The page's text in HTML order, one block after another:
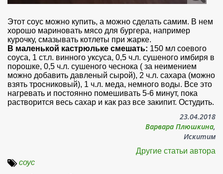
Этот соус можно купить, а можно сделать самим. В нем
хорошо мариновать мясо для бургера, например
курочку, смазывать котлеты при жарке.
В маленькой кастрюльке смешать: 150 мл соевого
соуса, 1 ст.л. винного уксуса, 0,5 ч.л. сушеного имбиря в
порошке, 0,5 ч.л. сушеного чеснока ( за неимением
можно добавить давленый сырой), 2 ч.л. сахара (можно
взять тросниковый), 1 ч.л. меда, немного воды. Все это
нагревать и постоянно помешивать 5-6 минут, пока
растворится весь сахар и как раз все закипит. Остудить.
23.04.2018
Варвара Плюшкина,
Искитим
Другие статьи автора
соус